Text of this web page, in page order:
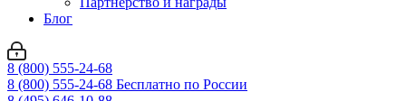
Блог
8 (800) 555-24-68
8 (800) 555-24-68 Бесплатно по России